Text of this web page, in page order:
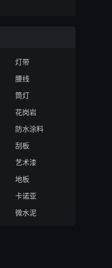
灯带
腰线
筒灯
花岗岩
防水涂料
刮板
艺术漆
地板
卡诺亚
微水泥